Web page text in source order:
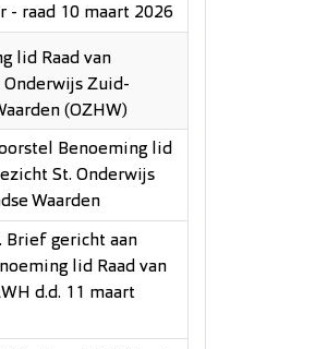
- raad 10 maart 2026
lid Raad van
Onderwijs Zuid-
(OZHW)
Benoeming lid
St. Onderwijs
Waarden
Brief gericht aan
lid Raad van
d.d. 11 maart